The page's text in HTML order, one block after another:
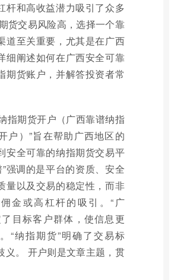
杆和高收益潜力吸引了众多
货交易风险高，选择一个靠
道至关重要，尤其是在广西
细阐述如何在广西安全可靠
期货账户，并解答投资者常
指期货开户（广西靠谱纳指
户）”旨在帮助广西地区的
安全可靠的纳指期货交易平
”强调的是平台的资质、安全
量以及交易的稳定性，而非
金或高杠杆的吸引。“广
目标客户群体，使信息更
“纳指期货”明确了交易标
义。 开户则是文章主题，贯